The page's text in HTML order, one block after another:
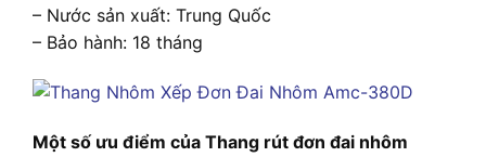
– Nước sản xuất: Trung Quốc
– Bảo hành: 18 tháng
Một số ưu điểm của Thang rút đơn đai nhôm